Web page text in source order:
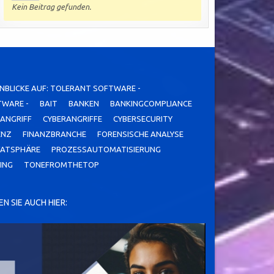
Kein Beitrag gefunden.
AUF: TOLERANT SOFTWARE -
-
BAIT BANKEN
BANKINGCOMPLIANCE
CYBERANGRIFFE
CYBERSECURITY
FINANZBRANCHE
FORENSISCHE ANALYSE
PROZESSAUTOMATISIERUNG
TONEFROMTHETOP
SIE AUCH HIER: